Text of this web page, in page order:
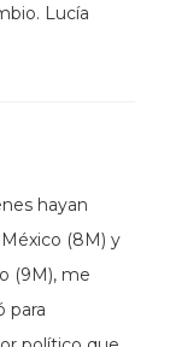
Lucía
hayan
(8M) y
(9M), me
para